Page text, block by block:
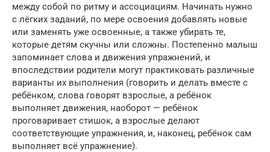
между собой по ритму и ассоциациям. Начинать нужно
с лёгких заданий, по мере освоения добавлять новые
или заменять уже освоенные, а также убирать те,
которые детям скучны или сложны. Постепенно малыш
запоминает слова и движения упражнений, и
впоследствии родители могут практиковать различные
варианты их выполнения (говорить и делать вместе с
ребёнком, слова говорят взрослые, а ребёнок
выполняет движения, наоборот — ребёнок
проговаривает стишок, а взрослые делают
соответствующие упражнения, и, наконец, ребёнок сам
выполняет всё упражнение).